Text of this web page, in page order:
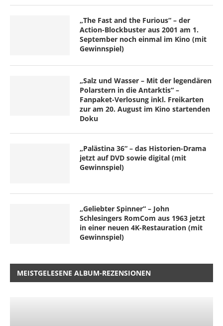
„The Fast and the Furious“ – der
Action-Blockbuster aus 2001 am 1.
September noch einmal im Kino (mit
Gewinnspiel)
„Salz und Wasser – Mit der legendären
Polarstern in die Antarktis“ –
Fanpaket-Verlosung inkl. Freikarten
zur am 20. August im Kino startenden
Doku
„Palästina 36“ – das Historien-Drama
jetzt auf DVD sowie digital (mit
Gewinnspiel)
„Geliebter Spinner“ – John
Schlesingers RomCom aus 1963 jetzt
in einer neuen 4K-Restauration (mit
Gewinnspiel)
MEISTGELESENE ALBUM-REZENSIONEN